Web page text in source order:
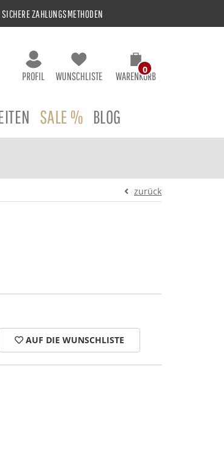
SICHERE ZAHLUNGSMETHODEN
PROFIL WUNSCHLISTE WARENKORB
0
SALE % BLOG
zurück
AUF DIE WUNSCHLISTE